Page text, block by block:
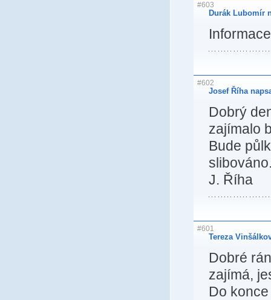
#603
Durák Lubomír
#602
Josef Říha
Dobrý
zajímalo
Bude
J. Říha
#601
Tereza
Dobré
zajímá,
Do